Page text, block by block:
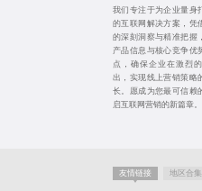
我们专注于为企业量身
的互联网解决方案，凭
的深刻洞察与精准把握
产品信息与核心竞争优
点，确保企业在激烈
出，实现线上营销策略
长。愿成为您最可信赖
启互联网营销的新篇章。
友情链接 地区合集